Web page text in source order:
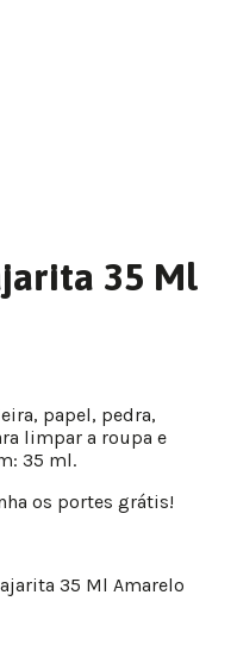
35 Ml
papel, pedra,
limpar a roupa e
35 ml.
os portes grátis!
35 Ml Amarelo